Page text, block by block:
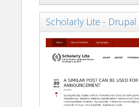
Scholarly Lite - Drupal